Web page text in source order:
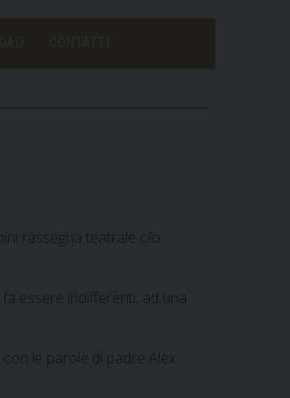
rassegna teatrale c/o
essere indifferenti, ad una
le parole di padre Alex